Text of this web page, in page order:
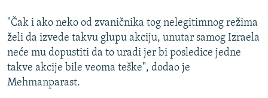
GENOCID U SREBRENICI
POPLAVE I KLIZIŠTA U BIH 2024.
TV LIBERTY
POST SCRIPTUM
Sve RFE/RL stranice
"Čak i ako neko od zvaničnika tog nelegitimnog režima
želi da izvede takvu glupu akciju, unutar samog Izraela
neće mu dopustiti da to uradi jer bi posledice jedne
takve akcije bile veoma teške", dodao je
Mehmanparast.